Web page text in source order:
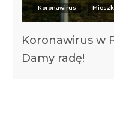
Koronawirus
Koronawirus w
Damy radę!